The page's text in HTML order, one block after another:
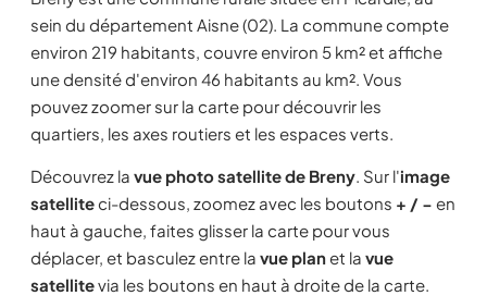
sein du département Aisne (02). La commune compte
environ 219 habitants, couvre environ 5 km² et affiche
une densité d'environ 46 habitants au km². Vous
pouvez zoomer sur la carte pour découvrir les
quartiers, les axes routiers et les espaces verts.
Découvrez la vue photo satellite de Breny. Sur l'image
satelliteci-dessous, zoomez avec les boutons + / − en
haut à gauche, faites glisser la carte pour vous
déplacer, et basculez entre la vue planet la vue
satellitevia les boutons en haut à droite de la carte.